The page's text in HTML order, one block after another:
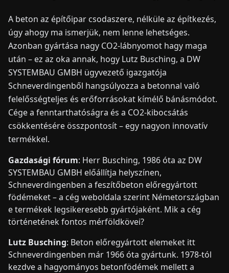
ENDEFRES ITNLPLHU
KAPCSOLAT
A beton az építőipar csodaszere, nélküle az építkezés,
úgy ahogy ma ismerjük, nem lenne lehetséges.
Azonban gyártása nagy CO2-lábnyomot hagy maga
után – ez az oka annak, hogy Lutz Busching, a DW
SYSTEMBAU GMBH ügyvezető igazgatója
Schneverdingenből hangsúlyozza a betonnal való
felelősségteljes és erőforrásokat kímélő bánásmódot.
Cége a fenntarthatóságra és a CO2-kibocsátás
csökkentésére összpontosít – egy nagyon innovatív
termékkel.
Gazdasági fórum: Herr Busching, 1986 óta az DW
SYSTEMBAU GMBH előállítja helyszínen,
Schneverdingenben a feszítőbeton előregyártott
födémeket – a cég weboldala szerint Németországban
e termékek legsikeresebb gyártójaként. Mik a cég
történetének fontos mérföldkövei?
Lutz Busching: Beton előregyártott elemeket itt
Schneverdingenben már 1966 óta gyártunk. 1978-tól
kezdve a hagyományos betonfödémek mellett a